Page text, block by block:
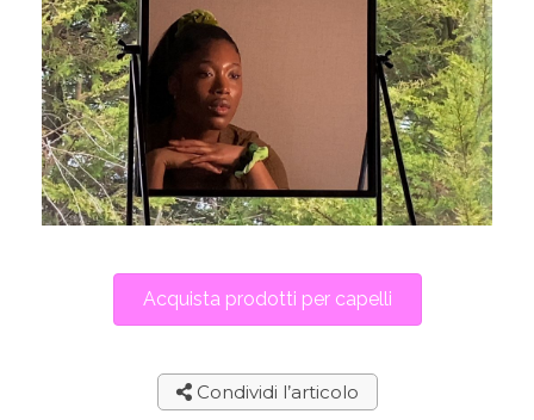
Acquista prodotti per capelli
Condividi l’articolo